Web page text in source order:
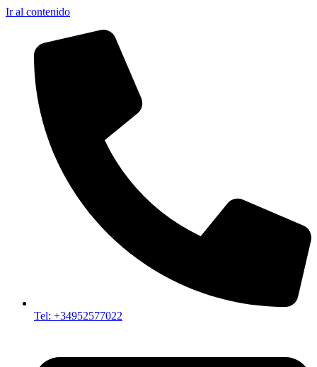
Ir al contenido
Tel: +34952577022